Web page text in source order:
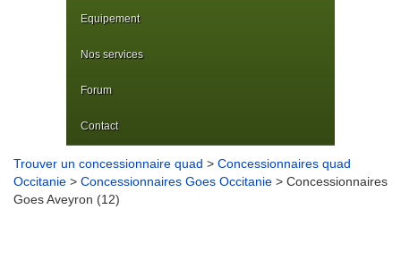
Equipement
Nos services
Forum
Contact
Trouver un concessionnaire quad > Concessionnaires quad
Occitanie > Concessionnaires Goes Occitanie > Concessionnaires
Goes Aveyron (12)